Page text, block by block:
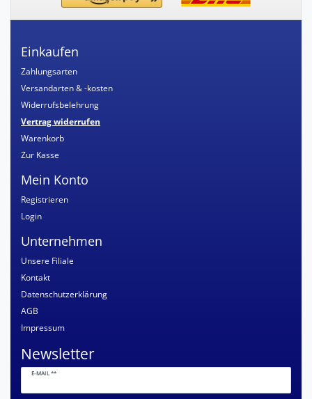
Einkaufen
Zahlungsarten
Versandarten & -kosten
Widerrufsbelehrung
Vertrag widerrufen
Warenkorb
Zur Kasse
Mein Konto
Registrieren
Login
Unternehmen
Unsere Filiale
Kontakt
Datenschutzerklärung
AGB
Impressum
Newsletter
E-MAIL **
Newsletter
Honig